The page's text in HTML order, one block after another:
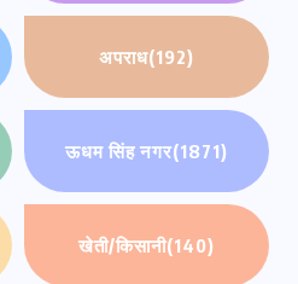
अपराध(192)
ऊधम सिंह नगर(1871)
खेती/किसानी(140)